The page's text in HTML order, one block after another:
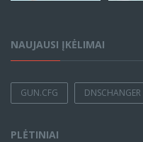
NAUJAUSI ĮKĖLIMAI
GUN.CFG DNSCHANGER
PLĖTINIAI